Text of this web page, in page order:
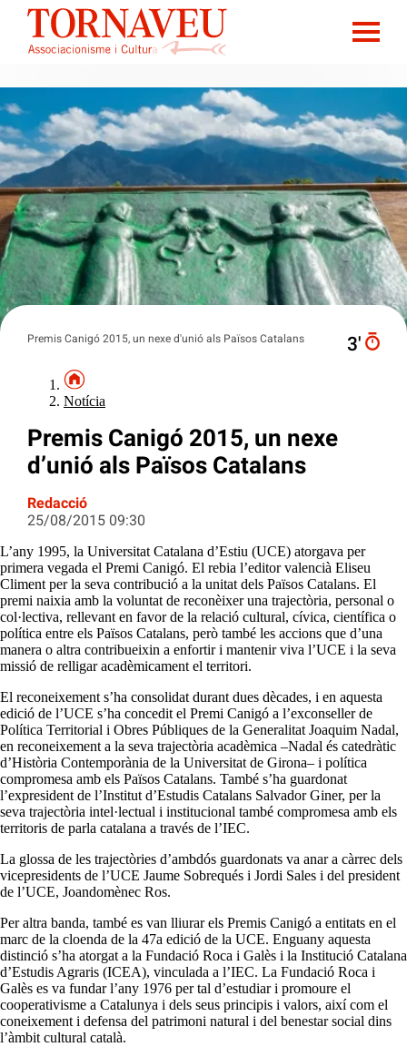
Premis Canigó 2015, un nexe d'unió als Països Catalans 3′
Notícia
Premis Canigó 2015, un nexe
d’unió als Països Catalans
Redacció
25/08/2015 09:30
L’any 1995, la Universitat Catalana d’Estiu (UCE) atorgava per
primera vegada el Premi Canigó. El rebia l’editor valencià Eliseu
Climent per la seva contribució a la unitat dels Països Catalans. El
premi naixia amb la voluntat de reconèixer una trajectòria, personal o
col·lectiva, rellevant en favor de la relació cultural, cívica, científica o
política entre els Països Catalans, però també les accions que d’una
manera o altra contribueixin a enfortir i mantenir viva l’UCE i la seva
missió de relligar acadèmicament el territori.
El reconeixement s’ha consolidat durant dues dècades, i en aquesta
edició de l’UCE s’ha concedit el Premi Canigó a l’exconseller de
Política Territorial i Obres Públiques de la Generalitat Joaquim Nadal,
en reconeixement a la seva trajectòria acadèmica –Nadal és catedràtic
d’Història Contemporània de la Universitat de Girona– i política
compromesa amb els Països Catalans. També s’ha guardonat
l’expresident de l’Institut d’Estudis Catalans Salvador Giner, per la
seva trajectòria intel·lectual i institucional també compromesa amb els
territoris de parla catalana a través de l’IEC.
La glossa de les trajectòries d’ambdós guardonats va anar a càrrec dels
vicepresidents de l’UCE Jaume Sobrequés i Jordi Sales i del president
de l’UCE, Joandomènec Ros.
Per altra banda, també es van lliurar els Premis Canigó a entitats en el
marc de la cloenda de la 47a edició de la UCE. Enguany aquesta
distinció s’ha atorgat a la Fundació Roca i Galès i la Institució Catalana
d’Estudis Agraris (ICEA), vinculada a l’IEC. La Fundació Roca i
Galès es va fundar l’any 1976 per tal d’estudiar i promoure el
cooperativisme a Catalunya i dels seus principis i valors, així com el
coneixement i defensa del patrimoni natural i del benestar social dins
l’àmbit cultural català.